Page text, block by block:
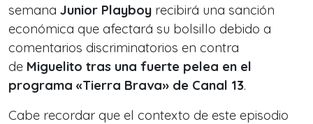
semana Junior Playboy recibirá una sanción
económica que afectará su bolsillo debido a
comentarios discriminatorios en contra
de Miguelito tras una fuerte pelea en el
programa «Tierra Brava» de Canal 13.
Cabe recordar que el contexto de este episodio